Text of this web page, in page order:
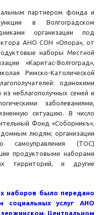
партнером фонда и
в Волгоградском
организации под
АНО СОН «Опора», от
наборы Местной
«Каритас-Волгоград»,
Римско-Католической
одинокими
неблагополучных семей и
заболеваниями,
ситуацию. В число
Фонд «Соборникъ»,
людям; организации
самоуправления (ТОС)
продуктовыми наборами
территорий, и другие
наборов было передано
социальных услуг АНО
Центральном